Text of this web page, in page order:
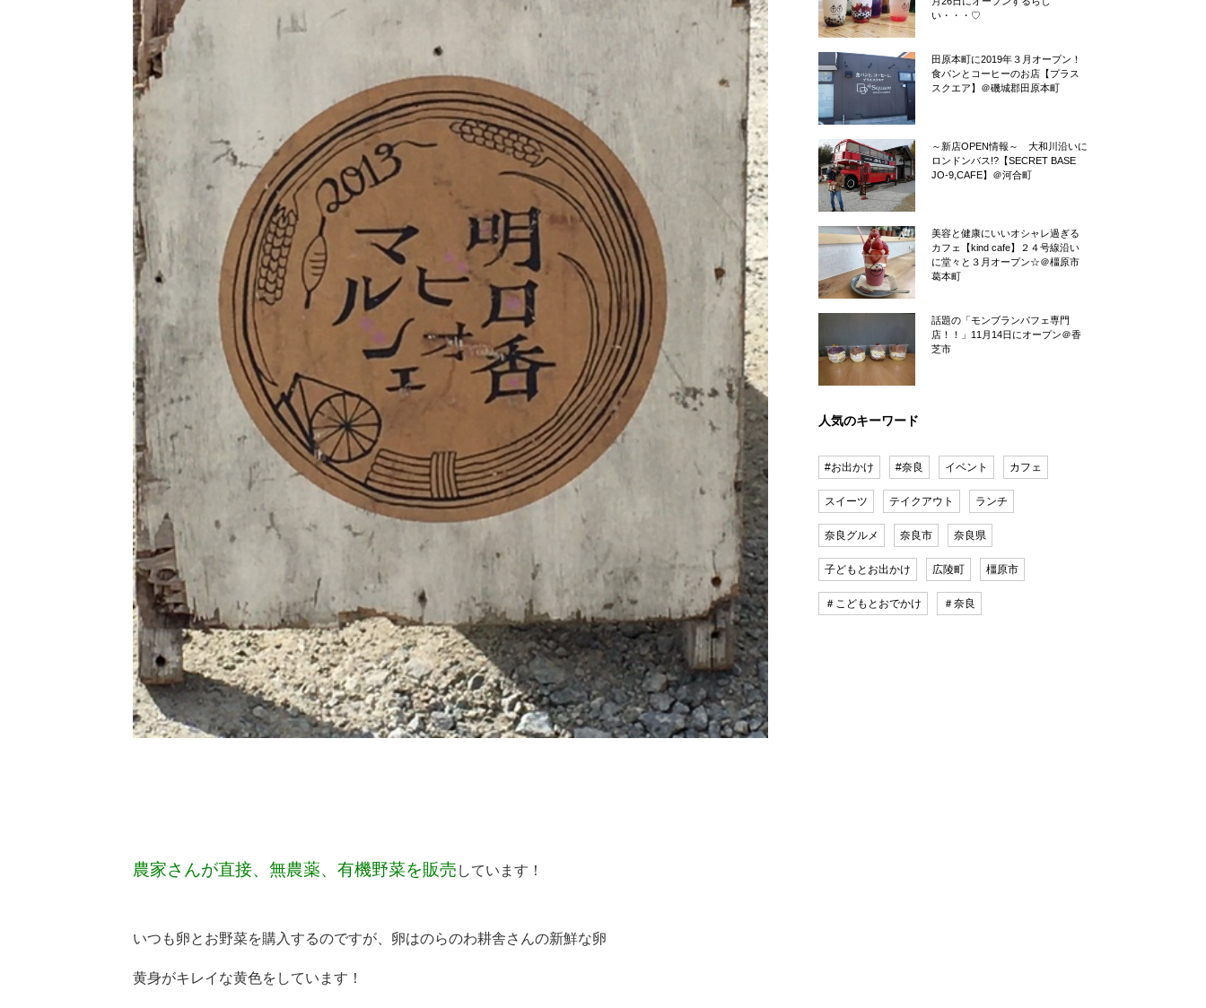
農家さんが直接、無農薬、有機野菜を販売 しています！
いつも卵とお野菜を購入するのですが、卵はのらのわ耕舎さんの新鮮な卵
黄身がキレイな黄色をしています！
い・・・♡
田原本町に2019年３月オープン！
食パンとコーヒーのお店【プラス
スクエア】＠磯城郡田原本町
～新店OPEN情報～ 大和川沿いに
ロンドンバス!?【SECRET BASE
JO-9,CAFE】＠河合町
美容と健康にいいオシャレ過ぎる
カフェ【kind cafe】２４号線沿い
に堂々と３月オープン☆＠橿原市
葛本町
話題の「モンブランパフェ専門
店！！」11月14日にオープン＠香
芝市
人気のキーワード
#お出かけ #奈良 イベント カフェ
スイーツ テイクアウト ランチ
奈良グルメ 奈良市 奈良県
子どもとお出かけ 広陵町 橿原市
＃こどもとおでかけ ＃奈良